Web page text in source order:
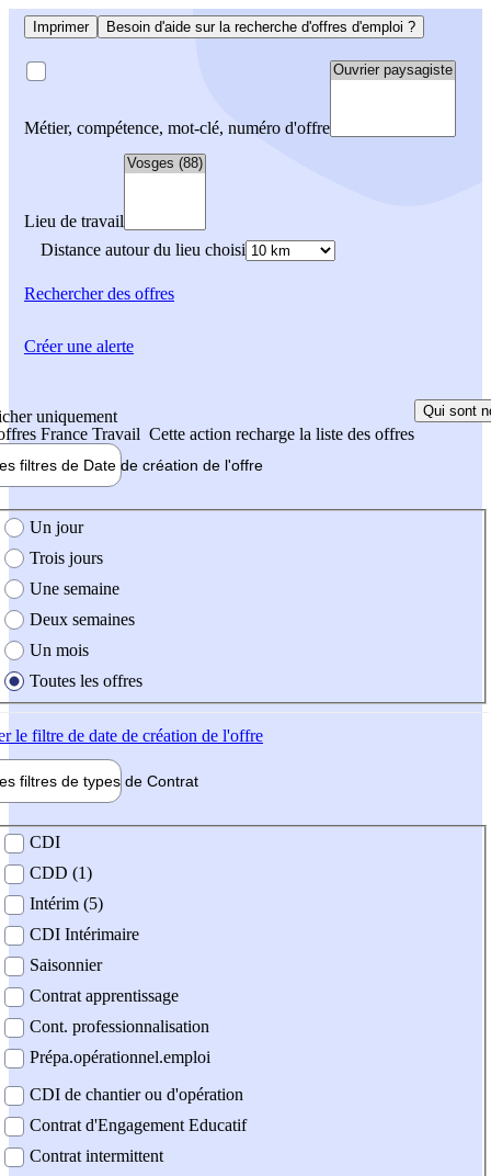
Imprimer Besoin d'aide sur la recherche d'offres d'emploi ?
Métier, compétence, mot-clé, numéro d'offre
Lieu de travail
Distance autour du lieu choisi
Rechercherdes offres
uniquement
France Travail Cette action recharge la liste des offres
Qui sont
filtres de Date de création de l'offre
création de l'offre
Un jour
Trois jours
Une semaine
Deux semaines
Un mois
Toutes les offres
le filtre de date de création de l'offre
filtres de types de Contrat
contrat
CDI
CDD (1)
Intérim (5)
CDI Intérimaire
Saisonnier
Contrat apprentissage
Cont. professionnalisation
Prépa.opérationnel.emploi
CDI de chantier ou d'opération
Contrat d'Engagement Educatif
Contrat intermittent
Créer une alerte